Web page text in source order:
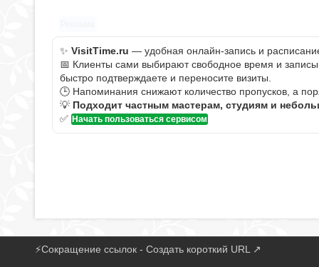
✨ VisitTime.ru — удобная онлайн-запись и
📅 Клиенты сами выбирают свободное время и
быстро подтверждаете и переносите визиты.
🕒 Напоминания снижают количество пропусков, а
💡 Подходит частным мастерам, студиям и
✅ Начать пользоваться сервисом
⚡Сокращение ссылок - Создать короткий URL ↗